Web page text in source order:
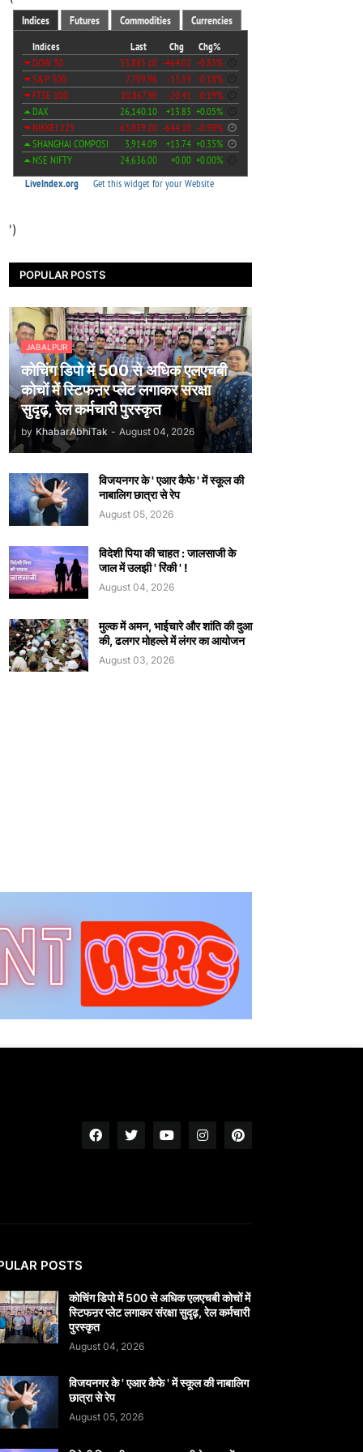
')
POPULAR POSTS
JABALPUR
कोचिंग डिपो में 500 से अधिक एलएचबी
कोचों में स्टिफऩर प्लेट लगाकर संरक्षा
सुदृढ़, रेल कर्मचारी पुरस्कृत
by KhabarAbhiTak - August 04, 2026
विजयनगर के ' एआर कैफे ' में स्कूल की
नाबालिग छात्रा से रेप
August 05, 2026
विदेशी पिया की चाहत : जालसाजी के
जाल में उलझी ' रिंकी ' !
August 04, 2026
मुल्क में अमन, भाईचारे और शांति की दुआ
की, ढलगर मोहल्ले में लंगर का आयोजन
August 03, 2026
POSTS
कोचिंग डिपो में 500 से अधिक एलएचबी कोचों में
स्टिफऩर प्लेट लगाकर संरक्षा सुदृढ़, रेल कर्मचारी
पुरस्कृत
August 04, 2026
विजयनगर के ' एआर कैफे ' में स्कूल की नाबालिग
छात्रा से रेप
August 05, 2026